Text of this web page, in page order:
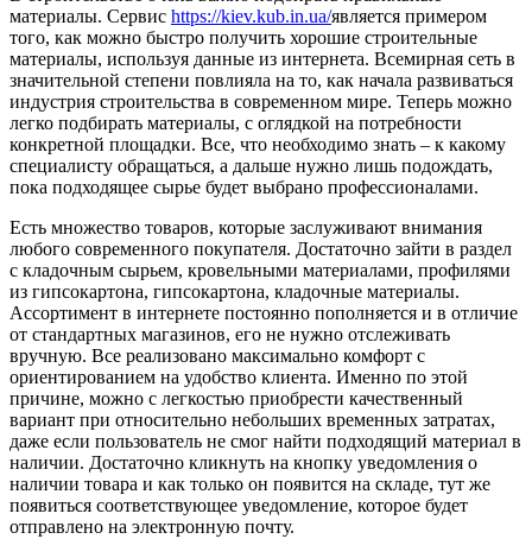
материалы. Сервис https://kiev.kub.in.ua/является примером
того, как можно быстро получить хорошие строительные
материалы, используя данные из интернета. Всемирная сеть в
значительной степени повлияла на то, как начала развиваться
индустрия строительства в современном мире. Теперь можно
легко подбирать материалы, с оглядкой на потребности
конкретной площадки. Все, что необходимо знать – к какому
специалисту обращаться, а дальше нужно лишь подождать,
пока подходящее сырье будет выбрано профессионалами.
Есть множество товаров, которые заслуживают внимания
любого современного покупателя. Достаточно зайти в раздел
с кладочным сырьем, кровельными материалами, профилями
из гипсокартона, гипсокартона, кладочные материалы.
Ассортимент в интернете постоянно пополняется и в отличие
от стандартных магазинов, его не нужно отслеживать
вручную. Все реализовано максимально комфорт с
ориентированием на удобство клиента. Именно по этой
причине, можно с легкостью приобрести качественный
вариант при относительно небольших временных затратах,
даже если пользователь не смог найти подходящий материал в
наличии. Достаточно кликнуть на кнопку уведомления о
наличии товара и как только он появится на складе, тут же
появиться соответствующее уведомление, которое будет
отправлено на электронную почту.